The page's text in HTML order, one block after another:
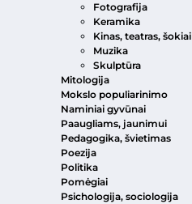
Fotografija
Keramika
Kinas, teatras, šokiai
Muzika
Skulptūra
Mitologija
Mokslo populiarinimo
Naminiai gyvūnai
Paaugliams, jaunimui
Pedagogika, švietimas
Poezija
Politika
Pomėgiai
Psichologija, sociologija